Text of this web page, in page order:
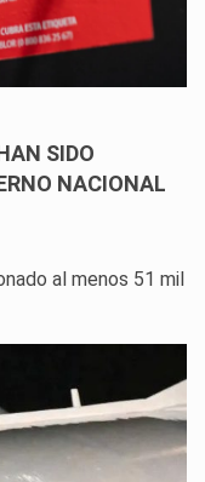
SIDO
NACIONAL
al menos 51 mil